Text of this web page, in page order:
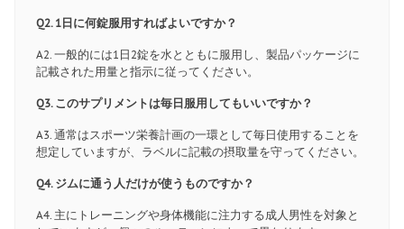
Q2. 1日に何錠服用すればよいですか？
A2. 一般的には1日2錠を水とともに服用し、製品パッケージに
記載された用量と指示に従ってください。
Q3. このサプリメントは毎日服用してもいいですか？
A3. 通常はスポーツ栄養計画の一環として毎日使用することを
想定していますが、ラベルに記載の摂取量を守ってください。
Q4. ジムに通う人だけが使うものですか？
A4. 主にトレーニングや身体機能に注力する成人男性を対象と